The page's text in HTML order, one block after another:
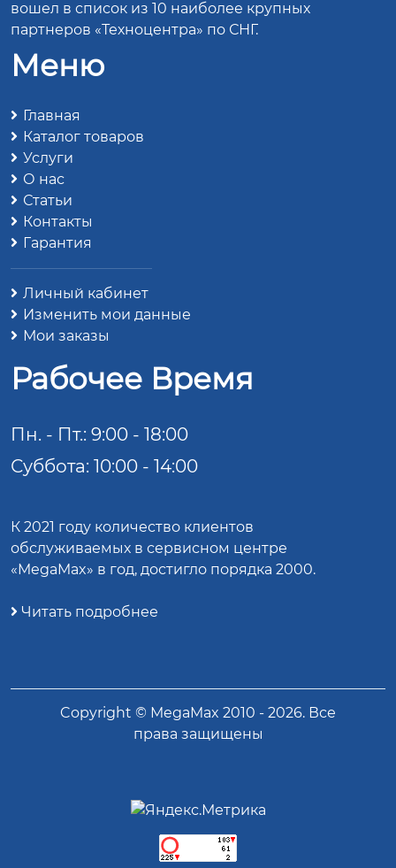
вошел в список из 10 наиболее крупных
партнеров «Техноцентра» по СНГ.
Меню
Главная
Каталог товаров
Услуги
О нас
Статьи
Контакты
Гарантия
Личный кабинет
Изменить мои данные
Мои заказы
Рабочее Время
Пн. - Пт.: 9:00 - 18:00
Суббота: 10:00 - 14:00
К 2021 году количество клиентов
обслуживаемых в сервисном центре
«MegaMax» в год, достигло порядка 2000.
Читать подробнее
Copyright © MegaMax 2010 - 2026. Все
права защищены